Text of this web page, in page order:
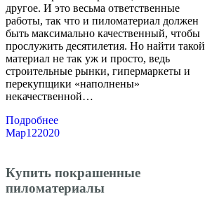
другое. И это весьма ответственные
работы, так что и пиломатериал должен
быть максимально качественный, чтобы
прослужить десятилетия. Но найти такой
материал не так уж и просто, ведь
строительные рынки, гипермаркеты и
перекупщики «наполнены»
некачественной…
Подробнее
Мар122020
Купить покрашенные
пиломатериалы